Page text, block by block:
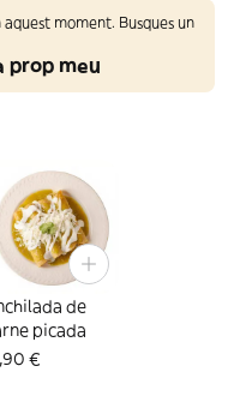
moment. Busques un
prop meu
de
picada
€